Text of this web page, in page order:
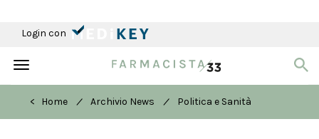
Login con
Toggle
< Home
/ Archivio News / Politica e Sanità